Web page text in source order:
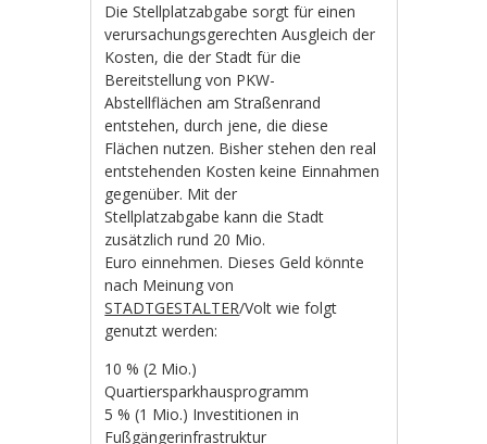
Die Stellplatzabgabe sorgt für einen
verursachungsgerechten Ausgleich der
Kosten, die der Stadt für die
Bereitstellung von PKW-
Abstellflächen am Straßenrand
entstehen, durch jene, die diese
Flächen nutzen. Bisher stehen den real
entstehenden Kosten keine Einnahmen
gegenüber. Mit der
Stellplatzabgabe kann die Stadt
zusätzlich rund 20 Mio.
Euro einnehmen. Dieses Geld könnte
nach Meinung von
STADTGESTALTER/Volt wie folgt
genutzt werden:
10 % (2 Mio.)
Quartiersparkhausprogramm
5 % (1 Mio.) Investitionen in
Fußgängerinfrastruktur